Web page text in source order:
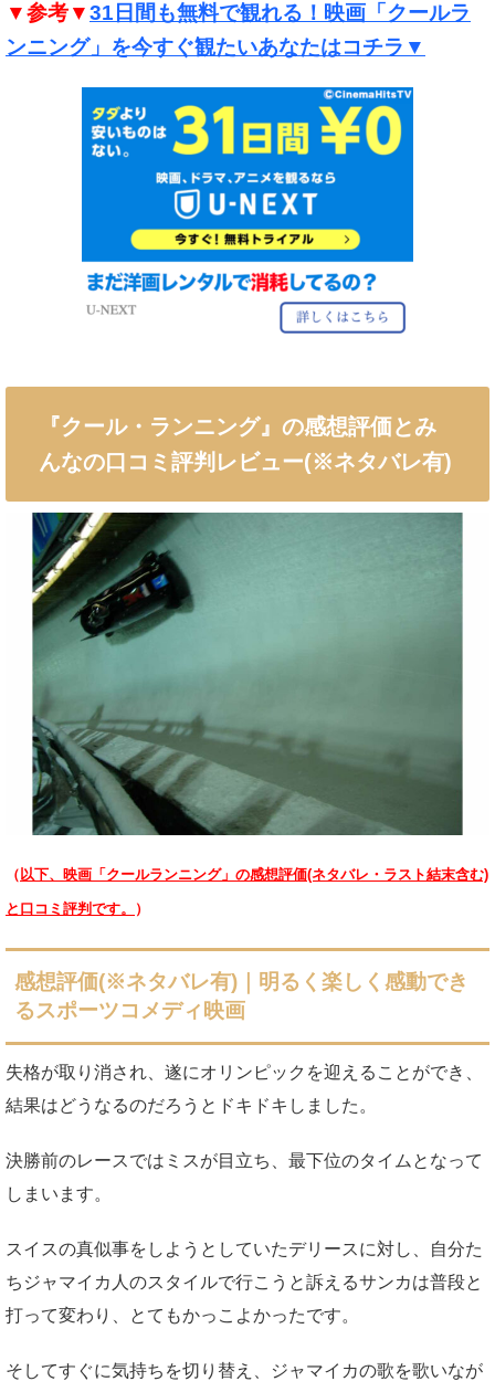
▼参考▼31日間も無料で観れる！映画「クールラ
ンニング」を今すぐ観たいあなたはコチラ▼
『クール・ランニング』の感想評価とみ
んなの口コミ評判レビュー(※ネタバレ有)
（ 以下、映画「クールランニング」の感想評価(ネタバレ・ラスト結末含む)
と口コミ評判です。 ）
感想評価(※ネタバレ有)｜明るく楽しく感動でき
るスポーツコメディ映画
失格が取り消され、遂にオリンピックを迎えることができ、
結果はどうなるのだろうとドキドキしました。
決勝前のレースではミスが目立ち、最下位のタイムとなって
しまいます。
スイスの真似事をしようとしていたデリースに対し、自分た
ちジャマイカ人のスタイルで行こうと訴えるサンカは普段と
打って変わり、とてもかっこよかったです。
そしてすぐに気持ちを切り替え、ジャマイカの歌を歌いなが